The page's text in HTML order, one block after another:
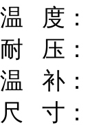
温
度：
耐
压：
温
补：
尺
寸：